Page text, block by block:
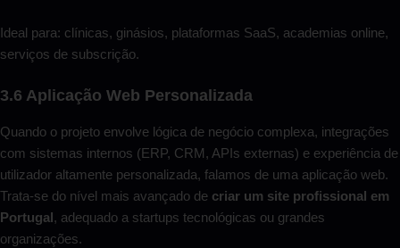
Ideal para: clínicas, ginásios, plataformas SaaS, academias online,
serviços de subscrição.
3.6 Aplicação Web Personalizada
Quando o projeto envolve lógica de negócio complexa, integrações
com sistemas internos (ERP, CRM, APIs externas) e experiência de
utilizador altamente personalizada, falamos de uma aplicação web.
Trata-se do nível mais avançado de criar um site profissional em
Portugal, adequado a startups tecnológicas ou grandes
organizações.